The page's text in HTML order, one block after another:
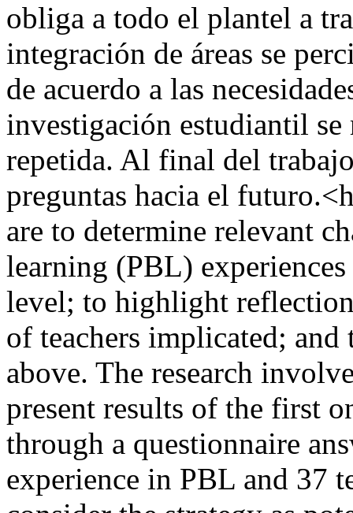
obliga a todo el plantel a
integración de áreas se
de acuerdo a las
investigación estudiantil se
repetida. Al final del
preguntas hacia el
are to determine relevant
learning (PBL)
level; to highlight
of teachers implicated; and
above. The research
present results of the first
through a questionnaire
experience in PBL and 37